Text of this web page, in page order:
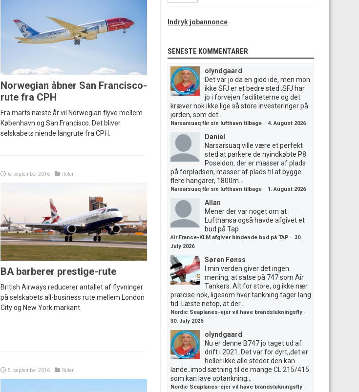
Norwegian åbner San Francisco-
rute fra CPH
Fra marts næste år vil Norwegian flyve mellem
København og San Francisco. Det bliver
selskabets niende langrute fra CPH.
6. september 2016 Ruter
BA barberer prestige-rute
British Airways reducerer antallet af flyvninger
på selskabets all-business rute mellem London
City og New York markant.
5. september 2016 Ruter
Indryk jobannonce
SENESTE KOMMENTARER
olyndgaard
Det var jo da en giod ide, men mon
ikke SFJ er et bedre sted..SFJ har
jo i forvejen faciliteterne og det
kræver nok ikke lige så store investeringer på
jorden, som det...
Narsarsuaq får sin lufthavn tilbage · 4. August 2026
Daniel
Narsarsuaq ville være et perfekt
sted at parkere de nyindkøbte P8
Poseidon, der er masser af plads
på forpladsen, masser af plads til at bygge
flere hangarer, 1800m...
Narsarsuaq får sin lufthavn tilbage · 1. August 2026
Allan
Mener der var noget om at
Lufthansa også havde afgivet et
bud på Tap
Air France-KLM afgiver bindende bud på TAP · 30.
July 2026
Søren Fønss
I min verden giver det ingen
mening, at satse på 747 som Air
Tankers. Alt for store, og ikke nær
præcise nok, ligesom hver tankning tager lang
tid. Læste netop, at der...
Nordic Seaplanes-ejer vil have brandslukningsfly ·
30. July 2026
olyndgaard
Nu er denne B747 jo taget ud af
drift i 2021. Det var for dyrt,,det er
heller ikke alle steder den kan
lande..imod sætning til de mange CL 215/415
som kan lave optankning...
Nordic Seaplanes-ejer vil have brandslukningsfly ·